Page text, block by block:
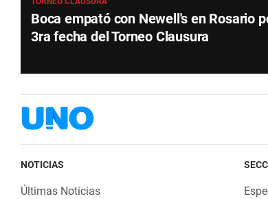
Boca empató con Newell's en Rosario
3ra fecha del Torneo Clausura
NOTICIAS
Últimas Noticias